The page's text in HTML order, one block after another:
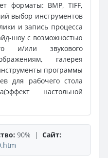
форматы: BMP, TIFF,
выбор инструментов
и запись процесса
шоу с возможностью
и/или звукового
галерея
программы
для рабочего стола
настольной
90% | Сайт: